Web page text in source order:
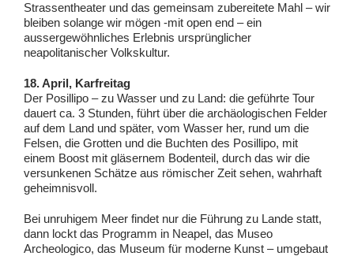
Strassentheater und das gemeinsam zubereitete Mahl – wir
bleiben solange wir mögen -mit open end – ein
aussergewöhnliches Erlebnis ursprünglicher
neapolitanischer Volkskultur.
18. April, Karfreitag
Der Posillipo – zu Wasser und zu Land: die geführte Tour
dauert ca. 3 Stunden, führt über die archäologischen Felder
auf dem Land und später, vom Wasser her, rund um die
Felsen, die Grotten und die Buchten des Posillipo, mit
einem Boost mit gläsernem Bodenteil, durch das wir die
versunkenen Schätze aus römischer Zeit sehen, wahrhaft
geheimnisvoll.
Bei unruhigem Meer findet nur die Führung zu Lande statt,
dann lockt das Programm in Neapel, das Museo
Archeologico, das Museum für moderne Kunst – umgebaut